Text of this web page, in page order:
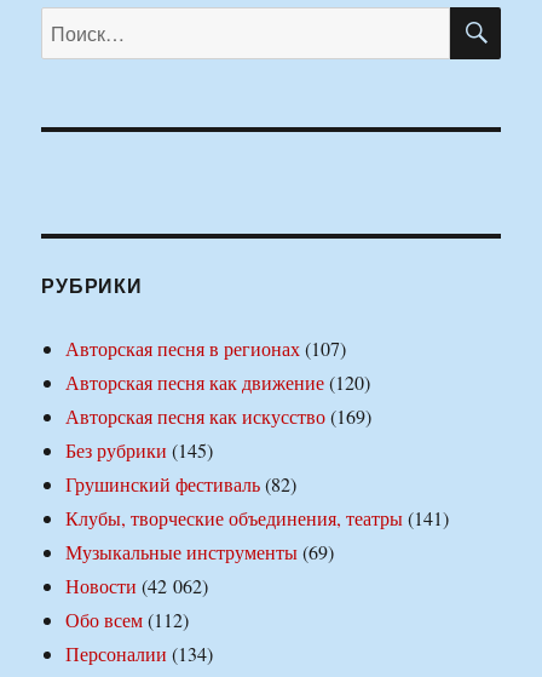
Искать:
РУБРИКИ
Авторская песня в регионах(107)
Авторская песня как движение(120)
Авторская песня как искусство(169)
Без рубрики (145)
Грушинский фестиваль(82)
Клубы, творческие объединения, театры(141)
Музыкальные инструменты(69)
Новости (42 062)
Обо всем(112)
Персоналии (134)